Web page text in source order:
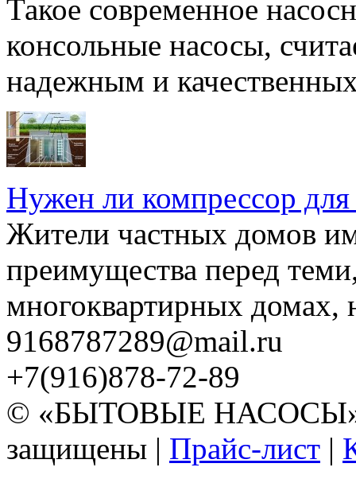
Такое современное
консольные насосы,
надежным и
Нужен ли компрессор для
Жители частных домов
преимущества перед
многоквартирных домах,
9168787289@mail.ru
+7(916)878-72-89
© «БЫТОВЫЕ НАСОСЫ»
защищены | Прайс-лист |